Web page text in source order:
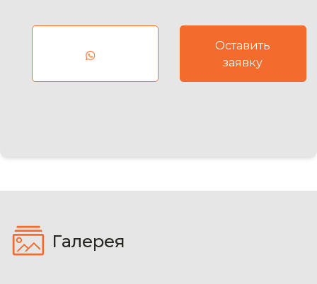
Оставить
заявку
Галерея